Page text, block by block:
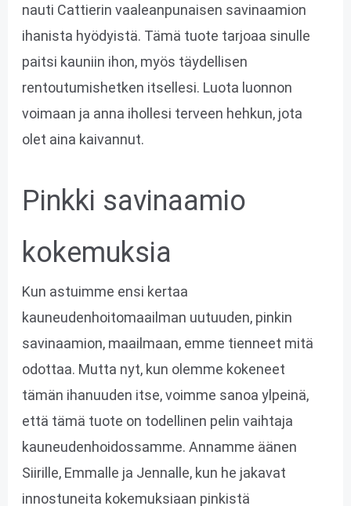
nauti Cattierin vaaleanpunaisen savinaamion
ihanista hyödyistä. Tämä tuote tarjoaa sinulle
paitsi kauniin ihon, myös täydellisen
rentoutumishetken itsellesi. Luota luonnon
voimaan ja anna ihollesi terveen hehkun, jota
olet aina kaivannut.
Pinkki savinaamio
kokemuksia
Kun astuimme ensi kertaa
kauneudenhoitomaailman uutuuden, pinkin
savinaamion, maailmaan, emme tienneet mitä
odottaa. Mutta nyt, kun olemme kokeneet
tämän ihanuuden itse, voimme sanoa ylpeinä,
että tämä tuote on todellinen pelin vaihtaja
kauneudenhoidossamme. Annamme äänen
Siirille, Emmalle ja Jennalle, kun he jakavat
innostuneita kokemuksiaan pinkistä